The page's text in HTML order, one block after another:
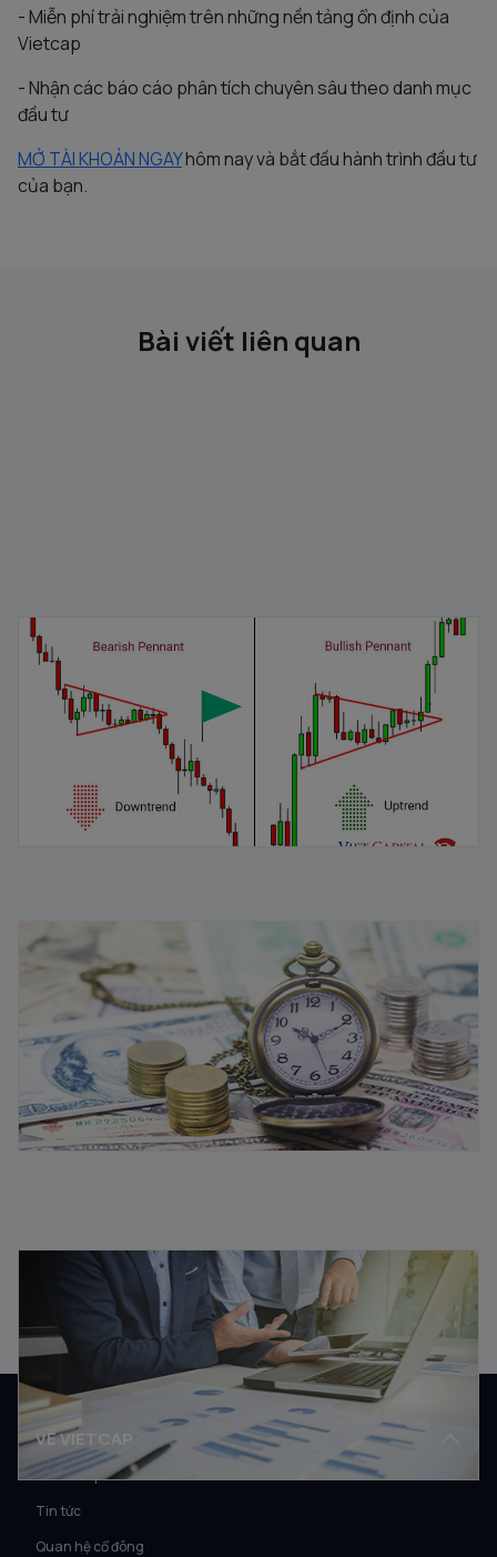
- Miễn phí trải nghiệm trên những nền tảng ổn định của
Vietcap
- Nhận các báo cáo phân tích chuyên sâu theo danh mục
đầu tư
MỞ TÀI KHOẢN NGAYhôm nay và bắt đầu hành trình đầu tư
của bạn.
Bài viết liên quan
Mô hình cờ đuôi nheo: Đặc điểm và cách nhận dạng
04/02/2026
Vòng quay vốn lưu động là gì? Chiến lược quản lý hiệu
quả
11/08/2025
Vốn lưu động là gì? Ý nghĩa vốn lưu động trong kinh
08/08/2025
VỀ VIETCAP
Về Vietcap
Tin tức
Quan hệ cổ đông